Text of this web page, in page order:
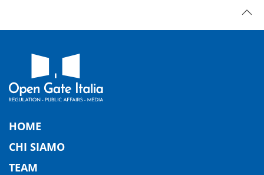
HOME
CHI SIAMO
TEAM